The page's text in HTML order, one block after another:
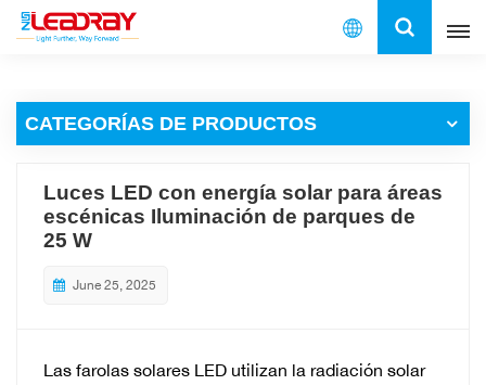
Español
français
CATEGORÍAS DE PRODUCTOS
Luces LED con energía solar para áreas
escénicas Iluminación de parques de
25 W
June 25, 2025
Las farolas solares LED utilizan la radiación solar